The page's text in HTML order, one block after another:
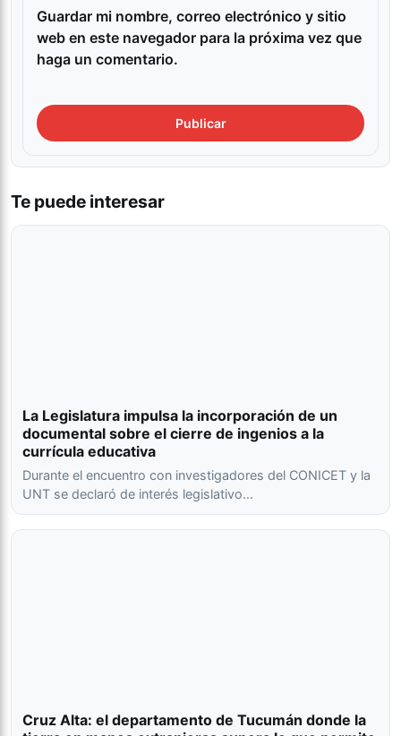
Guardar mi nombre, correo electrónico y sitio
web en este navegador para la próxima vez que
haga un comentario.
Te puede interesar
La Legislatura impulsa la incorporación de un
documental sobre el cierre de ingenios a la
currícula educativa
Durante el encuentro con investigadores del CONICET y la
UNT se declaró de interés legislativo…
Cruz Alta: el departamento de Tucumán donde la